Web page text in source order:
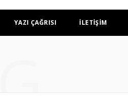
YAZI ÇAĞRISI İLETİŞİM